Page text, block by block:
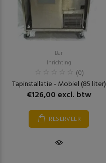
Bar
Inrichting
(0)
Tapinstallatie - Mobiel (85 liter)
€126,00 excl. btw
RESERVEER